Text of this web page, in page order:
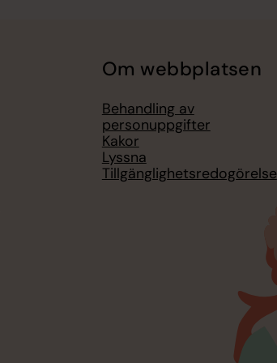
Om webbplatsen
Behandling av
personuppgifter
Kakor
Lyssna
Tillgänglighetsredogörelse